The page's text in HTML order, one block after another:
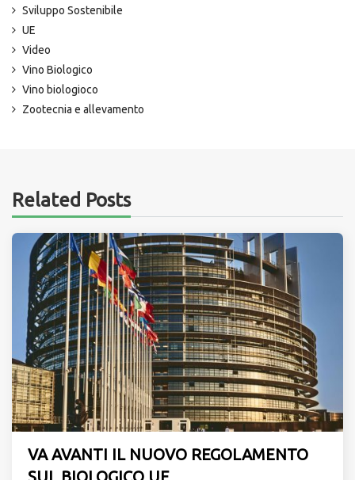
Sviluppo Sostenibile
UE
Video
Vino Biologico
Vino biologioco
Zootecnia e allevamento
Related Posts
VA AVANTI IL NUOVO REGOLAMENTO